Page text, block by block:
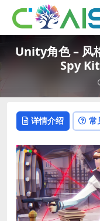
Unity角色 – 风
Spy
详情介绍 常